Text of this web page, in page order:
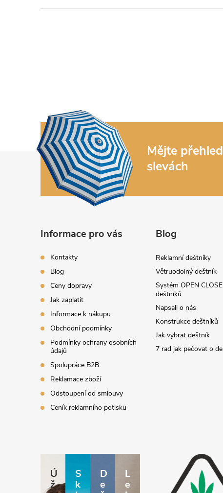
Mějte
slevách
Informace pro vás
Kontakty
Blog
Ceny dopravy
Jak zaplatit
Informace k nákupu
Obchodní podmínky
Podmínky ochrany osobních
údajů
Spolupráce B2B
Reklamace zboží
Odstoupení od smlouvy
Ceník reklamního potisku
Blog
Reklamní deštníky
Větruodolný deštník
Systém OPEN
deštníků
Napsali o nás
Konstrukce deštníků
Jak vybrat deštník
7 rad jak pečovat o
Ú
ž
S
k
D
e
L
e